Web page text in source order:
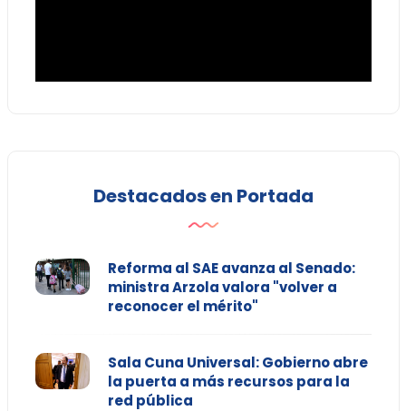
Destacados en Portada
Reforma al SAE avanza al Senado:
ministra Arzola valora "volver a
reconocer el mérito"
Sala Cuna Universal: Gobierno abre
la puerta a más recursos para la
red pública